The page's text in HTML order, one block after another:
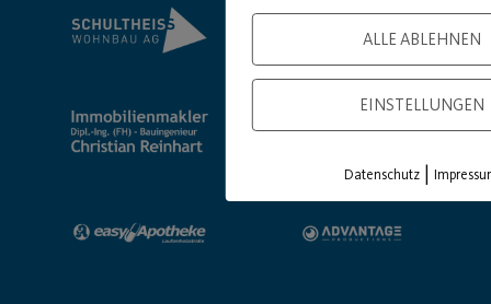
ALLE ABLEHNEN
EINSTELLUNGEN
Datenschutz |